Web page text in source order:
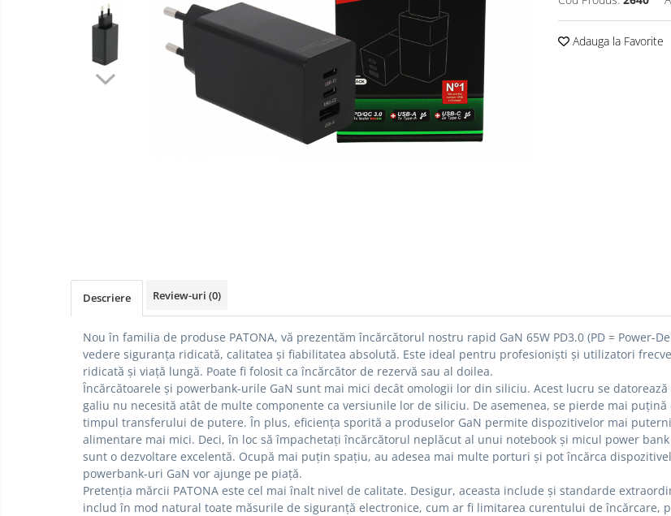
POS/Scanere coduri de bare
Accesorii kjøk
Incarcatoare & acumulatori
Telefoane mobile
Telefoane mobile
aparate
foto-
Incarcatoare
Telefoane mobile
Adauga la Favorite
Descriere Review-uri (0)
Nou în familia de produse PATONA, vă prezentăm încărcătorul nostru rapid GaN 65W PD3.0 (PD = Power-
vedere siguranța ridicată, calitatea și fiabilitatea absolută. Este ideal pentru profesioniști și utilizatori
ridicată și viață lungă. Poate fi folosit ca încărcător de rezervă sau al doilea.
Încărcătoarele și powerbank-urile GaN sunt mai mici decât omologii lor din siliciu. Acest lucru se
galiu nu necesită atât de multe componente ca versiunile lor de siliciu. De asemenea, se pierde mai
timpul transferului de putere. În plus, eficiența sporită a produselor GaN permite dispozitivelor mai
alimentare mai mici. Deci, în loc să împachetați încărcătorul neplăcut al unui notebook și micul power
sunt o dezvoltare excelentă. Ocupă mai puțin spațiu, au adesea mai multe porturi și pot încărca
powerbank-uri GaN vor ajunge pe piață.
Pretenția mărcii PATONA este cel mai înalt nivel de calitate. Desigur, aceasta include și standarde
includ în mod natural toate măsurile de siguranță electronice, cum ar fi limitarea curentului de încărcare,